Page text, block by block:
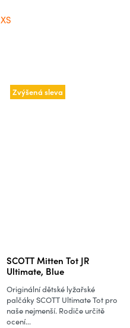
XS
Zvýšená sleva
SCOTT Mitten Tot JR
Ultimate, Blue
Originální dětské lyžařské
palčáky SCOTT Ultimate Tot pro
naše nejmenší. Rodiče určitě
ocení...